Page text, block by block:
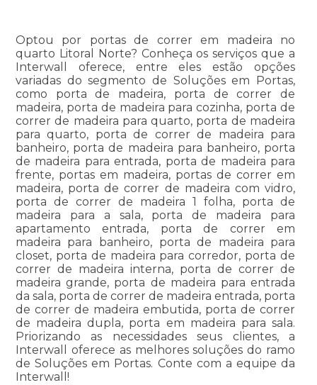
Optou por portas de correr em madeira no
quarto Litoral Norte? Conheça os serviços que a
Interwall oferece, entre eles estão opções
variadas do segmento de Soluções em Portas,
como porta de madeira, porta de correr de
madeira, porta de madeira para cozinha, porta de
correr de madeira para quarto, porta de madeira
para quarto, porta de correr de madeira para
banheiro, porta de madeira para banheiro, porta
de madeira para entrada, porta de madeira para
frente, portas em madeira, portas de correr em
madeira, porta de correr de madeira com vidro,
porta de correr de madeira 1 folha, porta de
madeira para a sala, porta de madeira para
apartamento entrada, porta de correr em
madeira para banheiro, porta de madeira para
closet, porta de madeira para corredor, porta de
correr de madeira interna, porta de correr de
madeira grande, porta de madeira para entrada
da sala, porta de correr de madeira entrada, porta
de correr de madeira embutida, porta de correr
de madeira dupla, porta em madeira para sala.
Priorizando as necessidades seus clientes, a
Interwall oferece as melhores soluções do ramo
de Soluções em Portas. Conte com a equipe da
Interwall!